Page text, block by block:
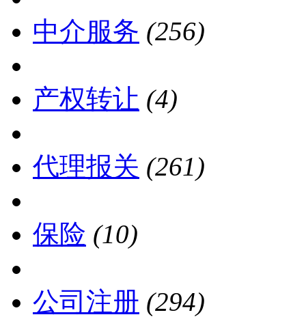
中介服务 (256)
产权转让 (4)
代理报关 (261)
保险 (10)
公司注册 (294)